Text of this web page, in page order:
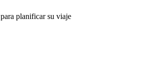
planificar su viaje